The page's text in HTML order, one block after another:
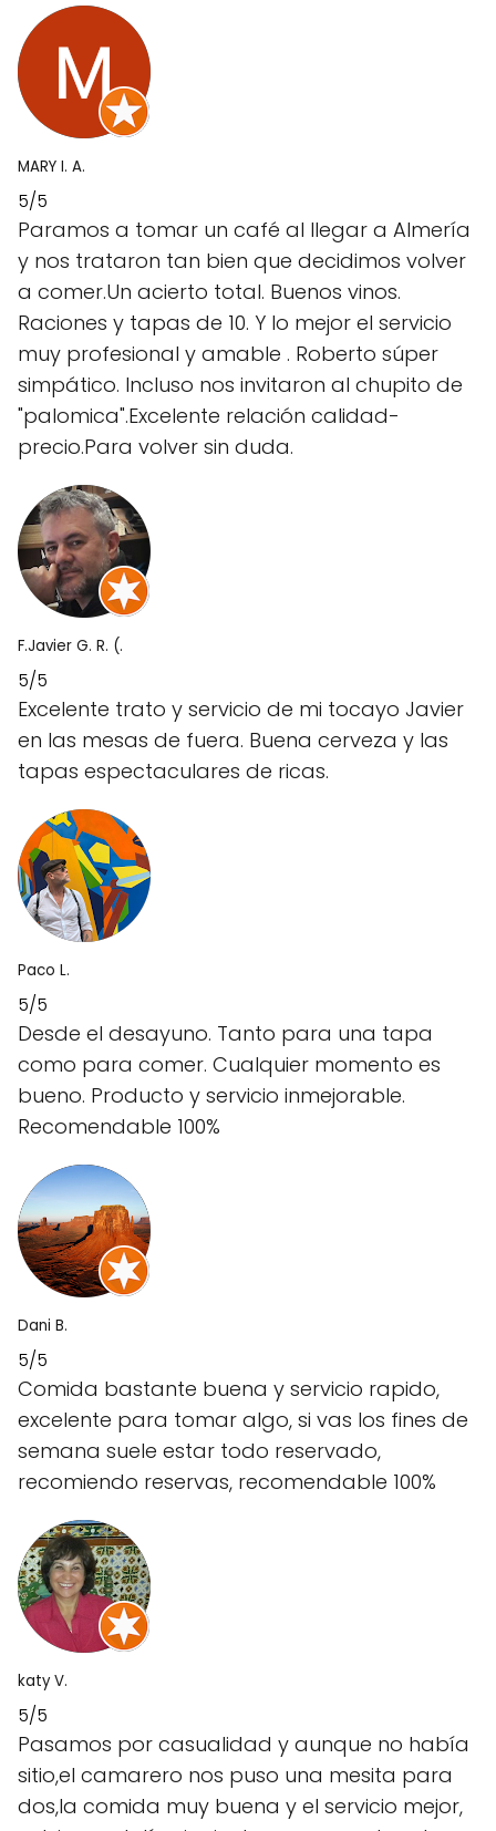
MARY I. A.
5/5
Paramos a tomar un café al llegar a Almería
y nos trataron tan bien que decidimos volver
a comer.Un acierto total. Buenos vinos.
Raciones y tapas de 10. Y lo mejor el servicio
muy profesional y amable . Roberto súper
simpático. Incluso nos invitaron al chupito de
"palomica".Excelente relación calidad-
precio.Para volver sin duda.
F.Javier G. R. (.
5/5
Excelente trato y servicio de mi tocayo Javier
en las mesas de fuera. Buena cerveza y las
tapas espectaculares de ricas.
Paco L.
5/5
Desde el desayuno. Tanto para una tapa
como para comer. Cualquier momento es
bueno. Producto y servicio inmejorable.
Recomendable 100%
Dani B.
5/5
Comida bastante buena y servicio rapido,
excelente para tomar algo, si vas los fines de
semana suele estar todo reservado,
recomiendo reservas, recomendable 100%
katy V.
5/5
Pasamos por casualidad y aunque no había
sitio,el camarero nos puso una mesita para
dos,la comida muy buena y el servicio mejor,